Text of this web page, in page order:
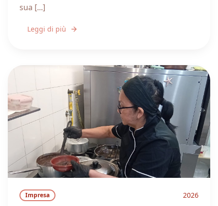
sua [...]
Leggi di più
Impresa 2026